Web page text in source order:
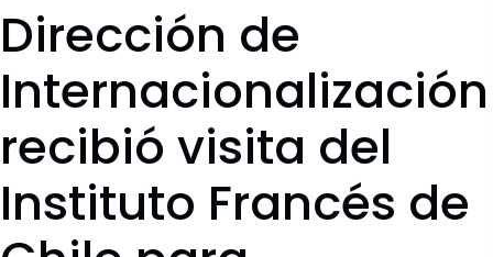
Dirección de
Internacionalización
recibió visita del
Instituto Francés de